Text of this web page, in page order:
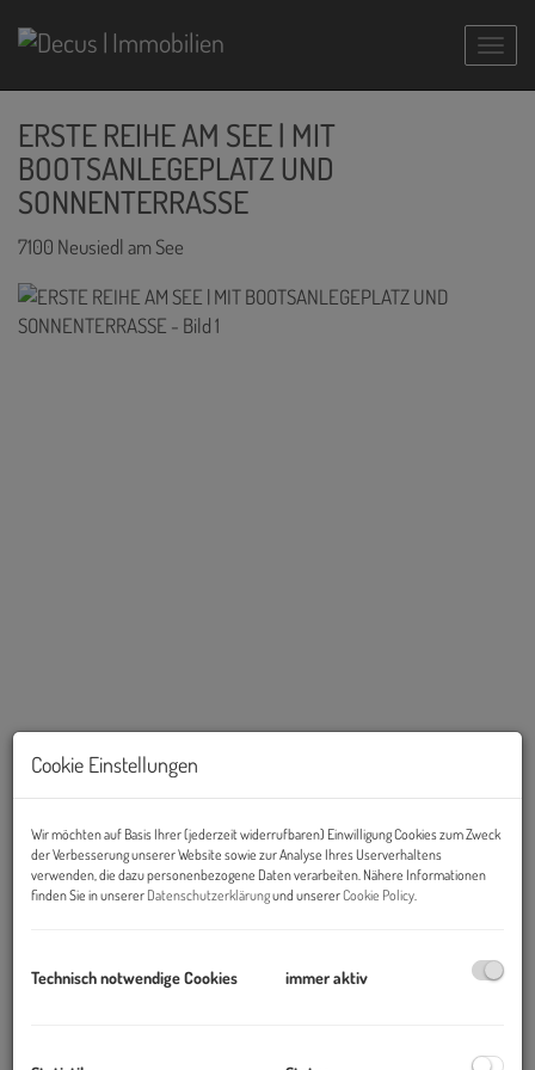
ERSTE REIHE AM SEE | MIT
BOOTSANLEGEPLATZ UND
SONNENTERRASSE
7100 Neusiedl am See
Beschreibung
ERSTKLASSIGES SEEHAUS DIREKT AM NEUSIEDLERSEE MIT
BOOTSANLEGEPLATZ
Cookie Einstellungen
Wir möchten auf Basis Ihrer (jederzeit widerrufbaren) Einwilligung Cookies zum Zweck
der Verbesserung unserer Website sowie zur Analyse Ihres Userverhaltens
verwenden, die dazu personenbezogene Daten verarbeiten. Nähere Informationen
finden Sie in unserer Datenschutzerklärungund unsererCookie Policy
Technisch notwendige Cookies immer aktiv